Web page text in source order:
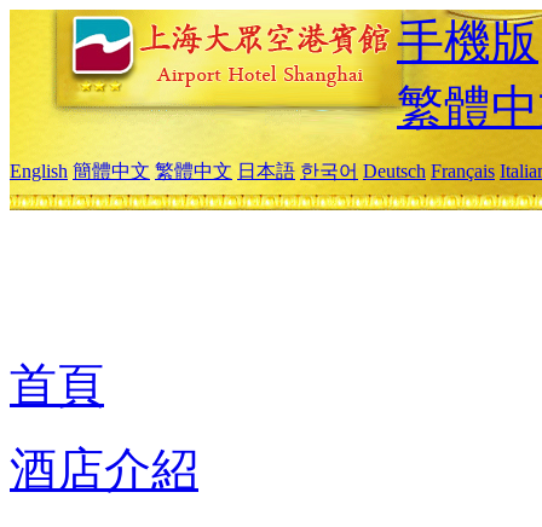
手機版
繁體
English 簡體中文 繁體中文 日本語 한국어 Deutsch Français
首頁
酒店介紹